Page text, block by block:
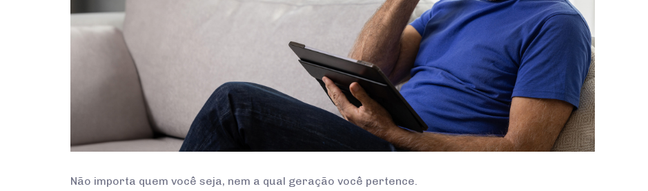
Não importa quem você seja, nem a qual geração você pertence.